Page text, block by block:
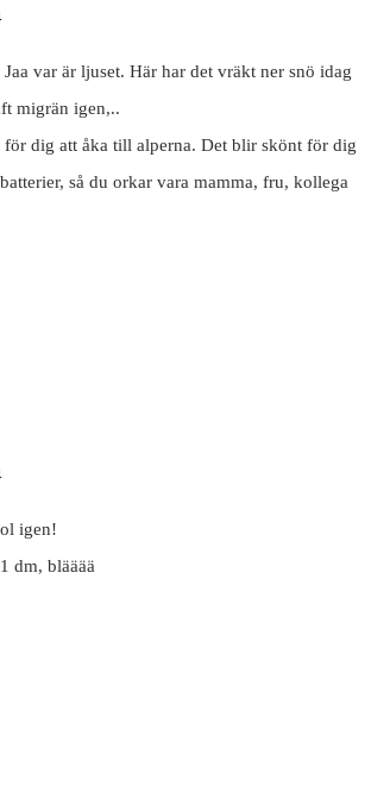
var är ljuset. Här har det vräkt ner snö idag
migrän igen,..
för dig att åka till alperna. Det blir skönt för dig
så du orkar vara mamma, fru, kollega
igen!
dm, blääää